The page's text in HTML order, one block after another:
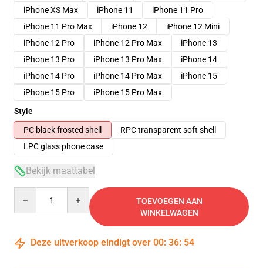
iPhone XS Max
iPhone 11
iPhone 11 Pro
iPhone 11 Pro Max
iPhone 12
iPhone 12 Mini
iPhone 12 Pro
iPhone 12 Pro Max
iPhone 13
iPhone 13 Pro
iPhone 13 Pro Max
iPhone 14
iPhone 14 Pro
iPhone 14 Pro Max
iPhone 15
iPhone 15 Pro
iPhone 15 Pro Max
Style
PC black frosted shell
RPC transparent soft shell
LPC glass phone case
Bekijk maattabel
TOEVOEGEN AAN
WINKELWAGEN
Deze uitverkoop eindigt over 00: 36: 53